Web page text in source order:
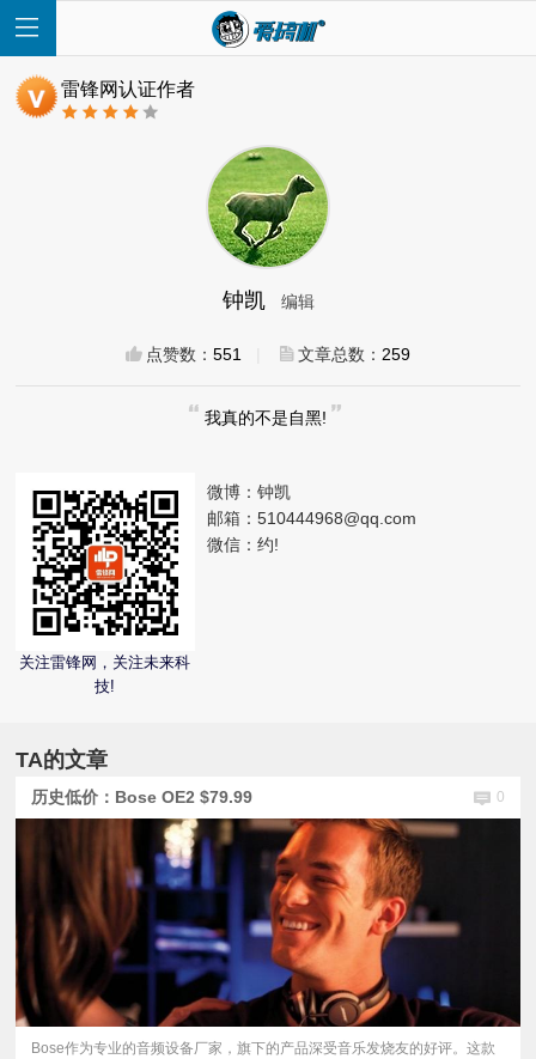
测
视
频
普
题
雷锋网认证作者
钟凯 编辑
点赞数： 551 文章总数： 259
我真的不是自黑!
关注雷锋网，关注未来科
技!
微博： 钟凯
邮箱： 510444968@qq.com
微信： 约!
TA的文章
历史低价：Bose OE2 $79.99 0
Bose作为专业的音频设备厂家，旗下的产品深受音乐发烧友的好评。这款